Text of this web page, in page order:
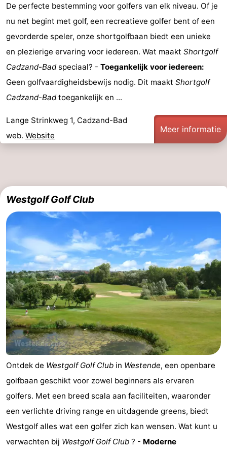
-
Zwembaden
-
Paardrijden
-
Golfbanen
-
Surfen
-
Wandelen
Eten
Forum
Cruise
Terminal
Route
-
Parkeren
-
Kusttram
Reisboekenwinkel
Nieuws
Medische
adressen
Regio
Zeeuws-
Vlaanderen
-
Nieuwvliet
-
De perfecte bestemming voor golfers van elk niveau. Of je
nu net begint met golf, een recreatieve golfer bent of een
gevorderde speler, onze shortgolfbaan biedt een unieke
en plezierige ervaring voor iedereen. Wat maakt Shortgolf
Cadzand-Badspeciaal? - Toegankelijk voor iedereen:
Geen golfvaardigheidsbewijs nodig. Dit maakt Shortgolf
Cadzand-Badtoegankelijk en ...
Lange Strinkweg 1, Cadzand-Bad
web. Website
Meer informatie
Westgolf Golf Club
Ontdek de Westgolf Golf Club in Westende, een openbare
golfbaan geschikt voor zowel beginners als ervaren
golfers. Met een breed scala aan faciliteiten, waaronder
een verlichte driving range en uitdagende greens, biedt
Westgolf alles wat een golfer zich kan wensen. Wat kunt u
verwachten bij Westgolf Golf Club ? - Moderne